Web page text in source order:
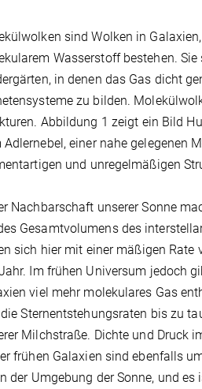
sind Wolken in
Wasserstoff bestehen.
in denen das Gas dicht
zu bilden.
Abbildung 1 zeigt ein Bild
Adlernebel, einer nahe gelegenen
und unregelmäßigen
Nachbarschaft unserer Sonne
Gesamtvolumens des
sich hier mit einer mäßigen Rate
Im frühen Universum jedoch
viel mehr molekulares Gas
Sternentstehungsraten bis zu
Milchstraße. Dichte und Druck
frühen Galaxien sind ebenfalls
der Umgebung der Sonne, und